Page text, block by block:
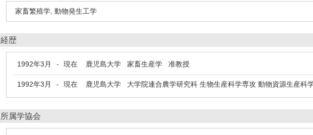
家畜繁殖学 動物発生工学
経歴
1992年3月 - 現在 鹿児島大学 家畜生産学 准教授
1992年3月 - 現在 鹿児島大学 大学院連合農学研究科 生物生産科学専攻 動物資源生産
所属学協会